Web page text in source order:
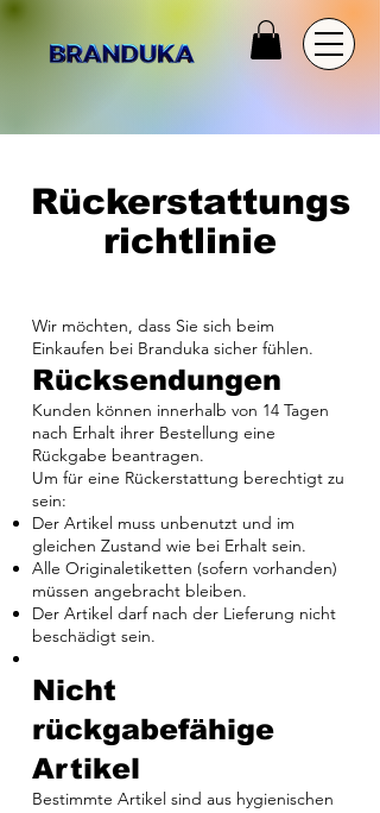
Rückerstattungs
richtlinie
Wir möchten, dass Sie sich beim
Einkaufen bei Branduka sicher fühlen.
Rücksendungen
Kunden können innerhalb von 14 Tagen
nach Erhalt ihrer Bestellung eine
Rückgabe beantragen.
Um für eine Rückerstattung berechtigt zu
sein:
Der Artikel muss unbenutzt und im
gleichen Zustand wie bei Erhalt sein.
Alle Originaletiketten (sofern vorhanden)
müssen angebracht bleiben.
Der Artikel darf nach der Lieferung nicht
beschädigt sein.
Nicht
rückgabefähige
Artikel
Bestimmte Artikel sind aus hygienischen